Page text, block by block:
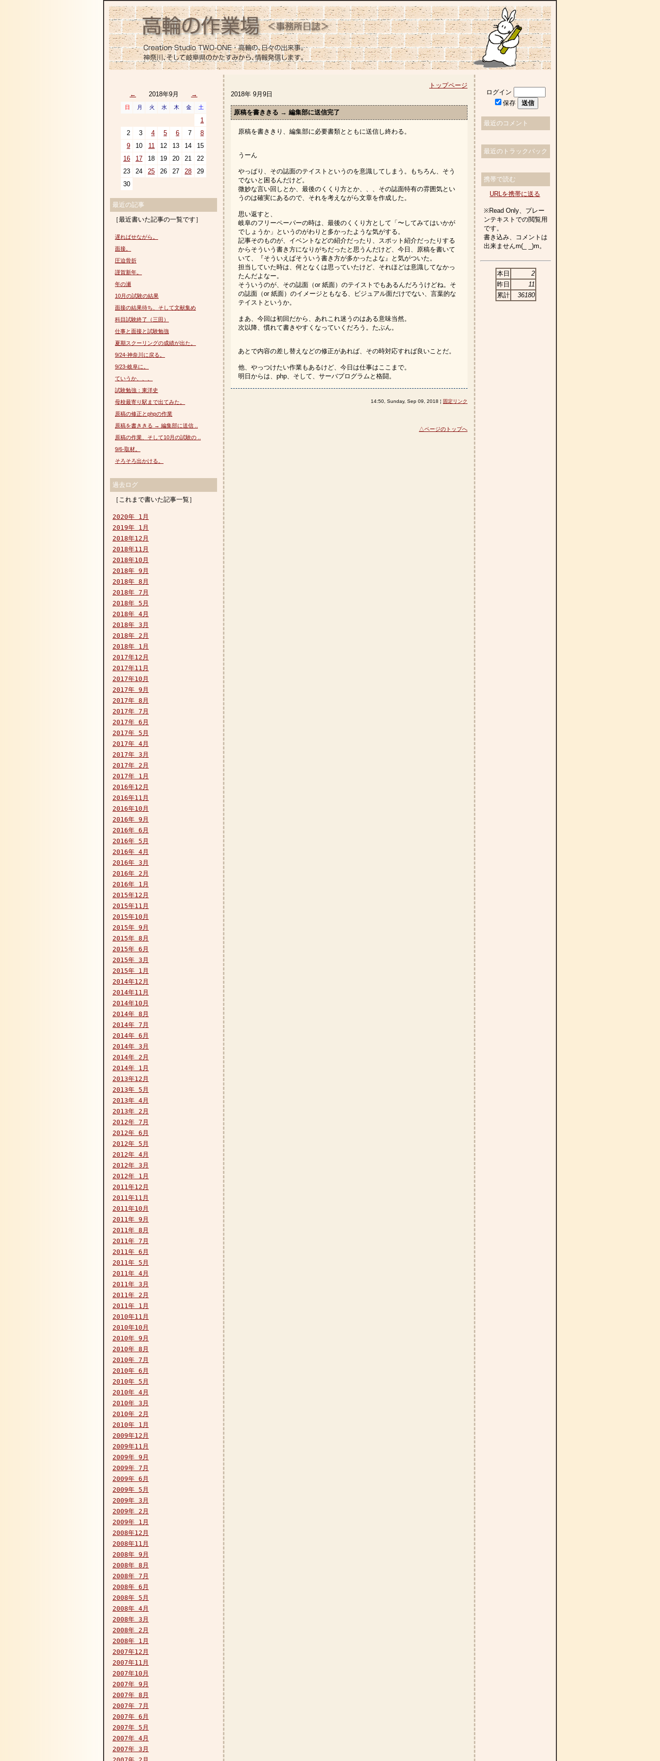
← 2018年9月 →
日 月 火 水 木 金 土
1
2
3 4 5 6 7
8
9
10 11 12 13 14
15
16
17 18 19 20 21
22
23
24 25 26 27 28
29
30
最近の記事
［最近書いた記事の一覧です］
遅ればせながら。
面接。
圧迫骨折
謹賀新年。
年の瀬
10月の試験の結果
面接の結果待ち、そして文献集め
科目試験終了（三田）
仕事と面接と試験勉強
夏期スクーリングの成績が出た。
9/24-神奈川に戻る。
9/23-岐阜に。
ていうか、、、
試験勉強：東洋史
母校最寄り駅まで出てみた。
原稿の修正とphpの作業
原稿を書ききる → 編集部に送信 ..
原稿の作業、そして10月の試験の ..
9/6-取材。
そろそろ出かける。
過去ログ
［これまで書いた記事一覧］
2020年 1月
2019年 1月
2018年12月
2018年11月
2018年10月
2018年 9月
2018年 8月
2018年 7月
2018年 5月
2018年 4月
2018年 3月
2018年 2月
2018年 1月
2017年12月
2017年11月
2017年10月
2017年 9月
2017年 8月
2017年 7月
2017年 6月
2017年 5月
2017年 4月
2017年 3月
2017年 2月
2017年 1月
2016年12月
2016年11月
2016年10月
2016年 9月
2016年 6月
2016年 5月
2016年 4月
2016年 3月
2016年 2月
2016年 1月
2015年12月
2015年11月
2015年10月
2015年 9月
2015年 8月
2015年 6月
2015年 3月
2015年 1月
2014年12月
2014年11月
2014年10月
2014年 8月
2014年 7月
2014年 6月
2014年 3月
2014年 2月
2014年 1月
2013年12月
2013年 5月
2013年 4月
2013年 2月
2012年 7月
2012年 6月
2012年 5月
2012年 4月
2012年 3月
2012年 1月
2011年12月
2011年11月
2011年10月
2011年 9月
2011年 8月
2011年 7月
2011年 6月
2011年 5月
2011年 4月
2011年 3月
2011年 2月
2011年 1月
2010年11月
2010年10月
2010年 9月
2010年 8月
2010年 7月
2010年 6月
2010年 5月
2010年 4月
2010年 3月
2010年 2月
2010年 1月
2009年12月
2009年11月
2009年 9月
2009年 7月
2009年 6月
2009年 5月
2009年 3月
2009年 2月
2009年 1月
2008年12月
2008年11月
2008年 9月
2008年 8月
2008年 7月
2008年 6月
2008年 5月
2008年 4月
2008年 3月
2008年 2月
2008年 1月
2007年12月
2007年11月
2007年10月
2007年 9月
2007年 8月
2007年 7月
2007年 6月
2007年 5月
2007年 4月
2007年 3月
トップページ
2018年 9月9日
原稿を書ききる → 編集部に送信完了
原稿を書ききり、編集部に必要書類とともに送信し終わる。
うーん
やっぱり、その誌面のテイストというのを意識してしまう。もちろん、そう
でないと困るんだけど。
微妙な言い回しとか、最後のくくり方とか、、、その誌面特有の雰囲気とい
うのは確実にあるので、それを考えながら文章を作成した。
思い返すと、
岐阜のフリーペーパーの時は、最後のくくり方として「〜してみてはいかが
でしょうか」というのがわりと多かったような気がする。
記事そのものが、イベントなどの紹介だったり、スポット紹介だったりする
からそういう書き方になりがちだったと思うんだけど、今日、原稿を書いて
いて、『そういえばそういう書き方が多かったよな』と気がついた。
担当していた時は、何となくは思っていたけど、それほどは意識してなかっ
たんだよなー。
そういうのが、その誌面（or 紙面）のテイストでもあるんだろうけどね。そ
の誌面（or 紙面）のイメージともなる、ビジュアル面だけでない、言葉的な
テイストというか。
まあ、今回は初回だから、あれこれ迷うのはある意味当然。
次以降、慣れて書きやすくなっていくだろう。たぶん。
あとで内容の差し替えなどの修正があれば、その時対応すれば良いことだ。
他、やっつけたい作業もあるけど、今日は仕事はここまで。
明日からは、php、そして、サーバプログラムと格闘。
14:50, Sunday, Sep 09, 2018 ¦ 固定リンク
△ページのトップへ
ログイン
保存
最近のコメント
最近のトラックバック
携帯で読む
URLを携帯に送る
※Read Only、プレー
ンテキストでの閲覧用
です。
書き込み、コメントは
出来ませんm(_ _)m。
本日
2
昨日
11
累計
36180